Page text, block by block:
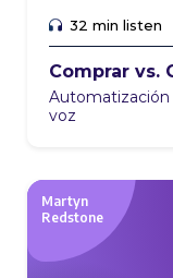
32 min listen
Comprar vs.
voz
Martyn
Redstone